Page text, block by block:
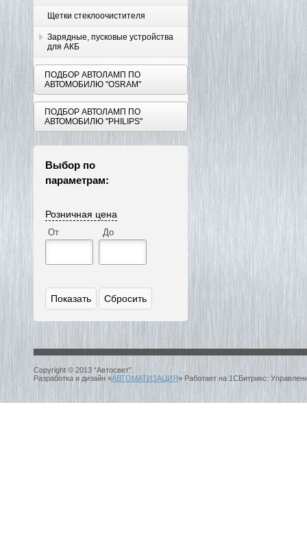
Щетки стеклоочистителя
Зарядные, пусковые устройства
для АКБ
ПОДБОР АВТОЛАМП ПО
АВТОМОБИЛЮ "OSRAM"
ПОДБОР АВТОЛАМП ПО
АВТОМОБИЛЮ "PHILIPS"
Выбор по
параметрам:
Розничная цена
От До
Copyright © 2013 “Автосвет”.
Разработка и дизайн «АВТОМАТИЗАЦИЯ» Работает на 1СБитрикс: